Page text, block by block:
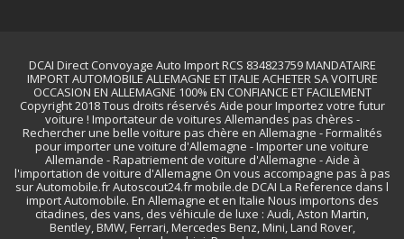
DCAI Direct Convoyage Auto Import RCS 834823759 MANDATAIRE
IMPORT AUTOMOBILE ALLEMAGNE ET ITALIE ACHETER SA VOITURE
OCCASION EN ALLEMAGNE 100% EN CONFIANCE ET FACILEMENT
Copyright 2018 Tous droits réservés Aide pour Importez votre futur
voiture ! Importateur de voitures Allemandes pas chères -
Rechercher une belle voiture pas chère en Allemagne - Formalités
pour importer une voiture d'Allemagne - Importer une voiture
Allemande - Rapatriement de voiture d'Allemagne - Aide à
l'importation de voiture d'Allemagne On vous accompagne pas à pas
sur Automobile.fr Autoscout24.fr mobile.de DCAI La Reference dans l
import Automobile. En Allemagne et en Italie Nous importons des
citadines, des vans, des véhicule de luxe : Audi, Aston Martin,
Bentley, BMW, Ferrari, Mercedes Benz, Mini, Land Rover,